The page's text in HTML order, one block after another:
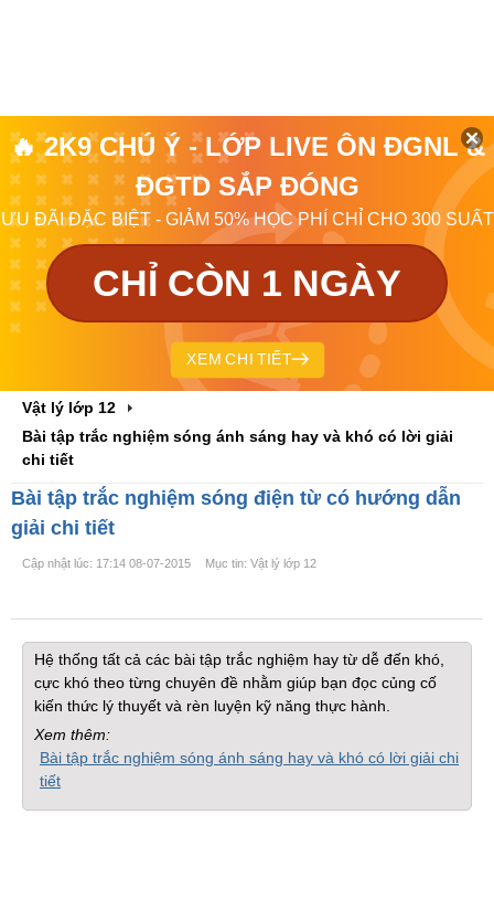
🔥 2K9 CHÚ Ý - LỚP LIVE ÔN ĐGNL &
ĐGTD SẮP ĐÓNG
ƯU ĐÃI ĐẶC BIỆT - GIẢM 50% HỌC PHÍ CHỈ CHO 300 SUẤT
CHỈ CÒN 1 NGÀY
XEM CHI TIẾT
Vật lý lớp 12
Bài tập trắc nghiệm sóng ánh sáng hay và khó có lời giải
chi tiết
Bài tập trắc nghiệm sóng điện từ có hướng dẫn
giải chi tiết
Cập nhật lúc: 17:14 08-07-2015 Mục tin: Vật lý lớp 12
Hệ thống tất cả các bài tập trắc nghiệm hay từ dễ đến khó,
cực khó theo từng chuyên đề nhằm giúp bạn đọc củng cố
kiến thức lý thuyết và rèn luyện kỹ năng thực hành.
Xem thêm:
Bài tập trắc nghiệm sóng ánh sáng hay và khó có lời giải chi
tiết